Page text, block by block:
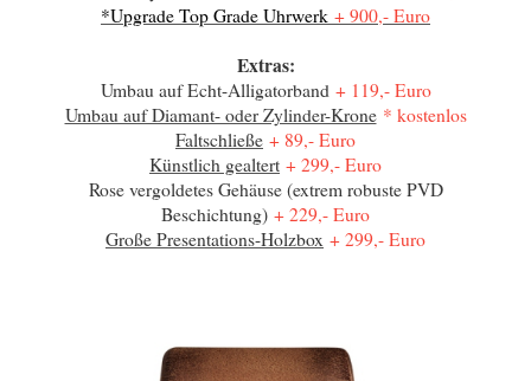
*Upgrade Top Grade Uhrwerk + 900,- Euro
Extras:
Umbau auf Echt-Alligatorband + 119,- Euro
Umbau auf Diamant- oder Zylinder-Krone * kostenlos
Faltschließe + 89,- Euro
Künstlich gealtert + 299,- Euro
Rose vergoldetes Gehäuse (extrem robuste PVD
Beschichtung) + 229,- Euro
Große Presentations-Holzbox + 299,- Euro